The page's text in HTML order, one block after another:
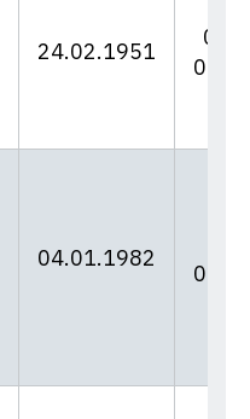
24.02.1951
06/
04.01.1982